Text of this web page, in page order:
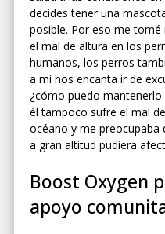
decides tener una
posible. Por eso me
el mal de altura en los
humanos, los perros
a mí nos encanta ir de
¿cómo puedo
él tampoco sufre el mal
océano y me preocupaba
a gran altitud pudiera
Boost Oxygen
apoyo